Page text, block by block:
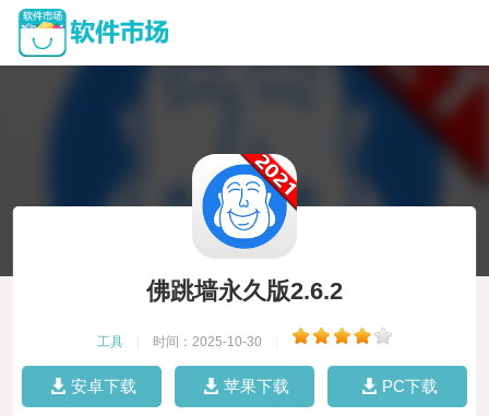
佛跳墙永久版2.6.2
工具 时间：2025-10-30
安卓下载 苹果下载 PC下载